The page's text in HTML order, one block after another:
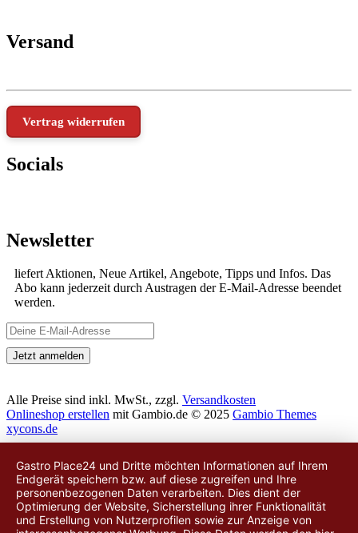
Versand
Vertrag widerrufen
Socials
Newsletter
liefert Aktionen, Neue Artikel, Angebote, Tipps und Infos. Das
Abo kann jederzeit durch Austragen der E-Mail-Adresse beendet
werden.
Alle Preise sind inkl. MwSt., zzgl. Versandkosten
Onlineshop erstellen mit Gambio.de © 2025 Gambio Themes
xycons.de
Gastro Place24 und Dritte möchten Informationen auf Ihrem
Endgerät speichern bzw. auf diese zugreifen und Ihre
personenbezogenen Daten verarbeiten. Dies dient der
Optimierung der Website, Sicherstellung ihrer Funktionalität
und Erstellung von Nutzerprofilen sowie zur Anzeige von